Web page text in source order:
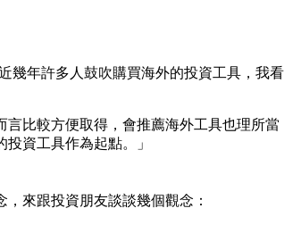
幾年許多人鼓吹購買海外的投資工具，我看
比較方便取得，會推薦海外工具也理所當
資工具作為起點。」
來跟投資朋友談談幾個觀念：